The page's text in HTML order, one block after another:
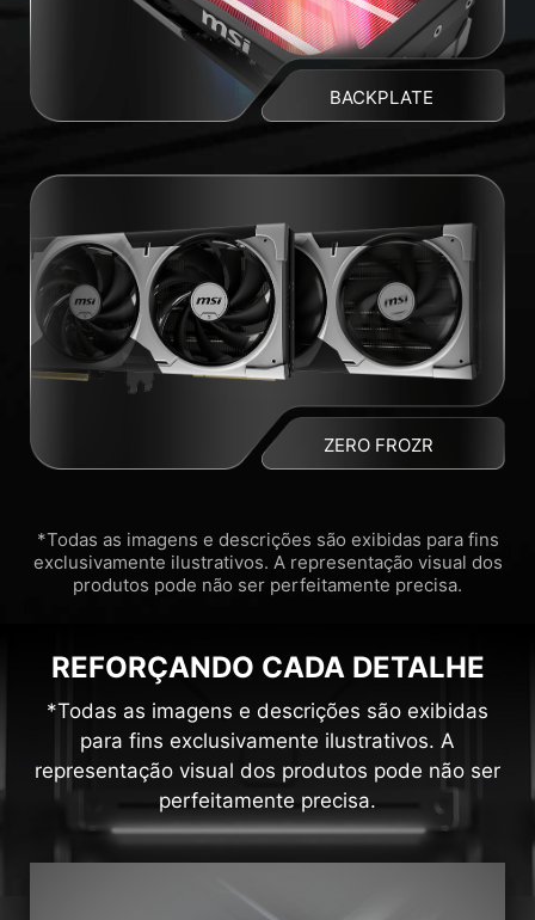
BACKPLATE
ZERO FROZR
*Todas as imagens e descrições são exibidas para fins
exclusivamente ilustrativos. A representação visual dos
produtos pode não ser perfeitamente precisa.
REFORÇANDO CADA DETALHE
*Todas as imagens e descrições são exibidas
para fins exclusivamente ilustrativos. A
representação visual dos produtos pode não ser
perfeitamente precisa.